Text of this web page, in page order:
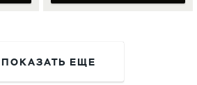
ПОКАЗАТЬ ЕЩЕ